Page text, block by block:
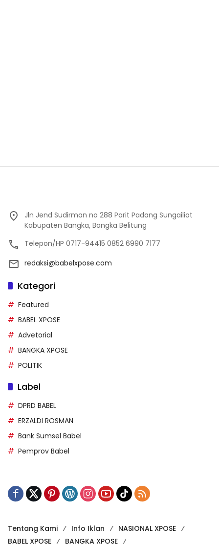
Jln Jend Sudirman no 288 Parit Padang Sungailiat
Kabupaten Bangka, Bangka Belitung
Telepon/HP 0717-94415 0852 6990 7177
redaksi@babelxpose.com
Kategori
Featured
BABEL XPOSE
Advetorial
BANGKA XPOSE
POLITIK
Label
DPRD BABEL
ERZALDI ROSMAN
Bank Sumsel Babel
Pemprov Babel
Tentang Kami Info Iklan
NASIONAL XPOSE
BABEL XPOSE
BANGKA XPOSE